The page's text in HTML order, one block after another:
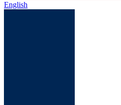
English